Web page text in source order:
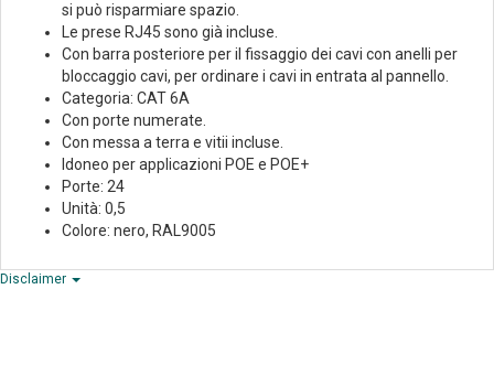
si può risparmiare spazio.
Le prese RJ45 sono già incluse.
Con barra posteriore per il fissaggio dei cavi con anelli per
bloccaggio cavi, per ordinare i cavi in entrata al pannello.
Categoria: CAT 6A
Con porte numerate.
Con messa a terra e vitii incluse.
Idoneo per applicazioni POE e POE+
Porte: 24
Unità: 0,5
Colore: nero, RAL9005
Disclaimer